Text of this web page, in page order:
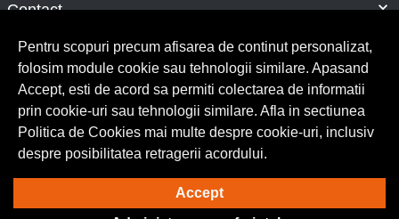
Contact
Servicii clienti
© Copyright 2026 Lumilux. Toate drepturile rezervate.
Solutie eCommercepowered by
Pentru scopuri precum afisarea de continut personalizat,
folosim module cookie sau tehnologii similare. Apasand
Accept, esti de acord sa permiti colectarea de informatii
prin cookie-uri sau tehnologii similare. Afla in sectiunea
Politica de Cookies mai multe despre cookie-uri, inclusiv
despre posibilitatea retragerii acordului.
Accept